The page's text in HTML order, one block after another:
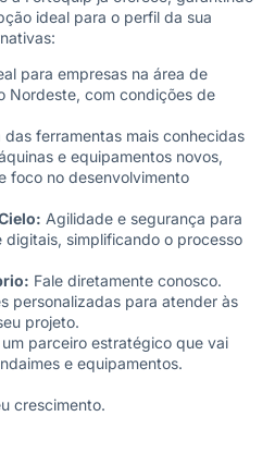
ideal para o perfil da sua
para empresas na área de
Nordeste, com condições de
das ferramentas mais conhecidas
e equipamentos novos,
foco no desenvolvimento
Agilidade e segurança para
digitais, simplificando o processo
Fale diretamente conosco.
personalizadas para atender às
projeto.
parceiro estratégico que vai
e equipamentos.
crescimento.